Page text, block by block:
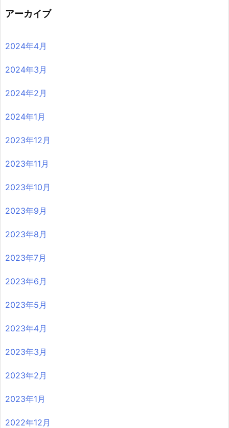
アーカイブ
2024年4月
2024年3月
2024年2月
2024年1月
2023年12月
2023年11月
2023年10月
2023年9月
2023年8月
2023年7月
2023年6月
2023年5月
2023年4月
2023年3月
2023年2月
2023年1月
2022年12月